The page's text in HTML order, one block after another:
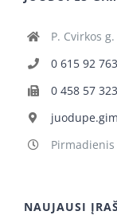
P. Cvirkos
0 615 92 763
0 458 57 323
NAUJAUSI